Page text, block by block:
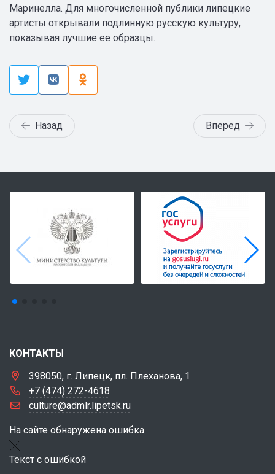
Маринелла. Для многочисленной публики липецкие
артисты открывали подлинную русскую культуру,
показывая лучшие ее образцы.
Назад Вперед
КОНТАКТЫ
398050, г. Липецк, пл. Плеханова, 1
+7 (474) 272-4618
culture@admlr.lipetsk.ru
На сайте обнаружена ошибка
Текст с ошибкой